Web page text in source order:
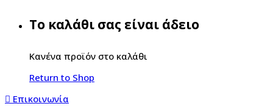
Το καλάθι σας είναι άδειο
Κανένα προϊόν στο καλάθι
Return to Shop
Επικοινωνία